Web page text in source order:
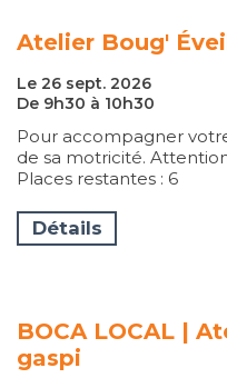
Atelier Boug'
Le 26 sept. 2026
De 9h30 à 10h30
Pour accompagner
de sa motricité.
Places restantes : 6
Détails
BOCA LOCAL |
gaspi